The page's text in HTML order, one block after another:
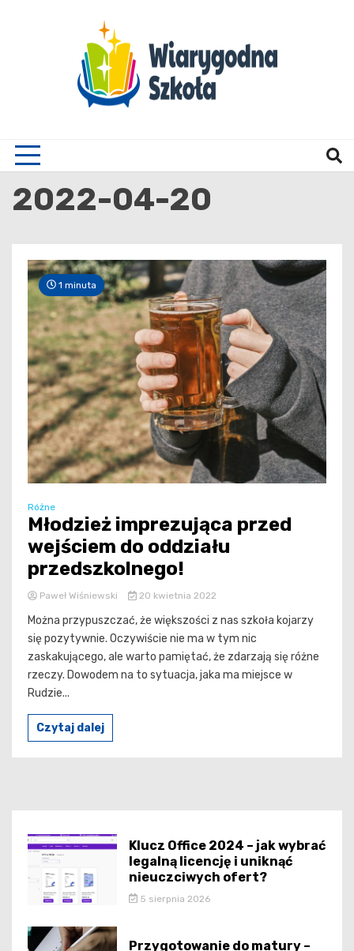
2022-04-20
1 minuta
Różne
Młodzież imprezująca przed
wejściem do oddziału
przedszkolnego!
Paweł Wiśniewski 20 kwietnia 2022
Można przypuszczać, że większości z nas szkoła kojarzy
się pozytywnie. Oczywiście nie ma w tym nic
zaskakującego, ale warto pamiętać, że zdarzają się różne
rzeczy. Dowodem na to sytuacja, jaka ma miejsce w
Rudzie...
Czytaj dalej
Klucz Office 2024 – jak wybrać
legalną licencję i uniknąć
nieuczciwych ofert?
5 sierpnia 2026
Przygotowanie do matury –